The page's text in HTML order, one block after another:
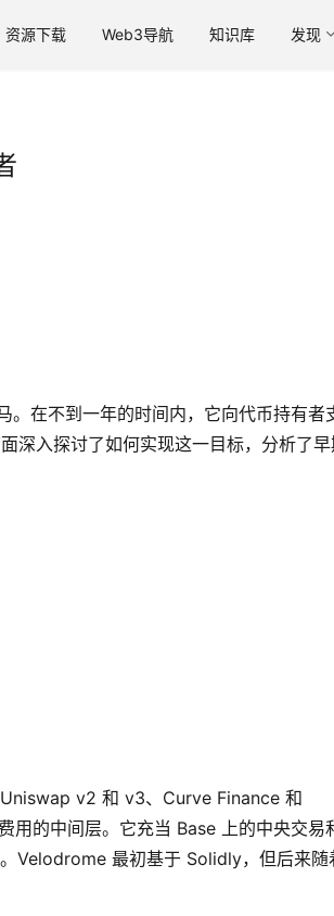
资源下载 Web3导航 知识库 发现
。在不到一年的时间内，它向代币持有者
深入探讨了如何实现这一目标，分析了
v2 和 v3、Curve Finance 和
的中间层。它充当 Base 上的中央交易
Velodrome 最初基于 Solidly，但后来随